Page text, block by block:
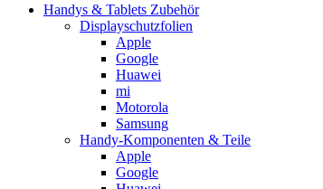
Handys & Tablets Zubehör
Displayschutzfolien
Apple
Google
Huawei
mi
Motorola
Samsung
Handy-Komponenten & Teile
Apple
Google